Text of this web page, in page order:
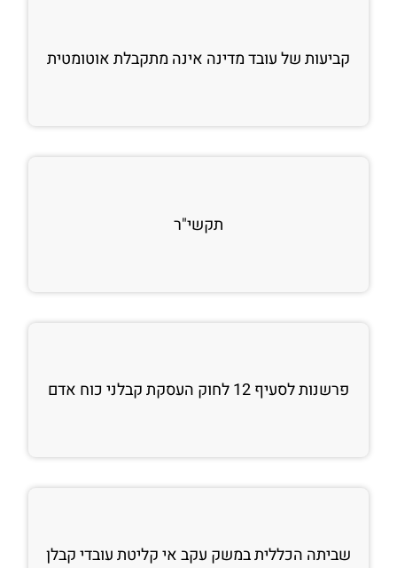
קביעות של עובד מדינה אינה מתקבלת אוטומטית
תקשי"ר
פרשנות לסעיף 12 לחוק העסקת קבלני כוח אדם
שביתה הכללית במשק עקב אי קליטת עובדי קבלן